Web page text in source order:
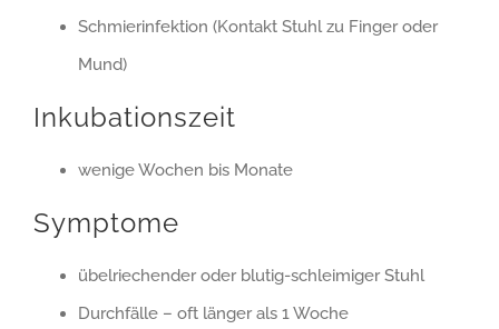
Schmierinfektion (Kontakt Stuhl zu Finger oder
Mund)
Inkubationszeit
wenige Wochen bis Monate
Symptome
übelriechender oder blutig-schleimiger Stuhl
Durchfälle – oft länger als 1 Woche